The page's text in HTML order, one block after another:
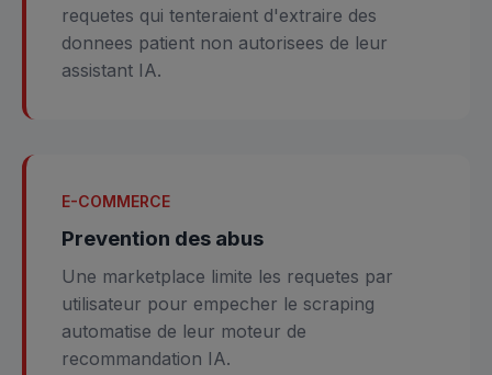
requetes qui tenteraient d'extraire des
donnees patient non autorisees de leur
assistant IA.
E-COMMERCE
Prevention des abus
Une marketplace limite les requetes par
utilisateur pour empecher le scraping
automatise de leur moteur de
recommandation IA.